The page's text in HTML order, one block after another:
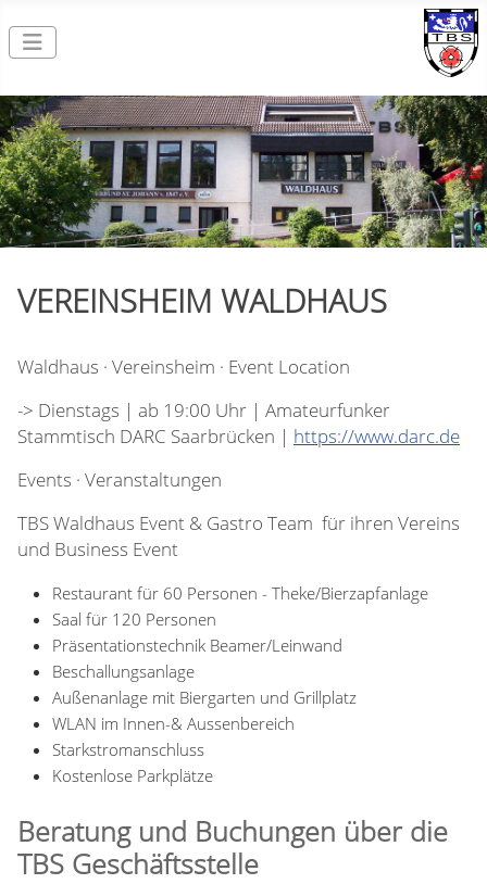
VEREINSHEIM WALDHAUS
Waldhaus · Vereinsheim · Event Location
-> Dienstags | ab 19:00 Uhr | Amateurfunker
Stammtisch DARC Saarbrücken | https://www.darc.de
Events · Veranstaltungen
TBS Waldhaus Event & Gastro Team für ihren Vereins
und Business Event
Restaurant für 60 Personen - Theke/Bierzapfanlage
Saal für 120 Personen
Präsentationstechnik Beamer/Leinwand
Beschallungsanlage
Außenanlage mit Biergarten und Grillplatz
WLAN im Innen-& Aussenbereich
Starkstromanschluss
Kostenlose Parkplätze
Beratung und Buchungen über die
TBS Geschäftsstelle